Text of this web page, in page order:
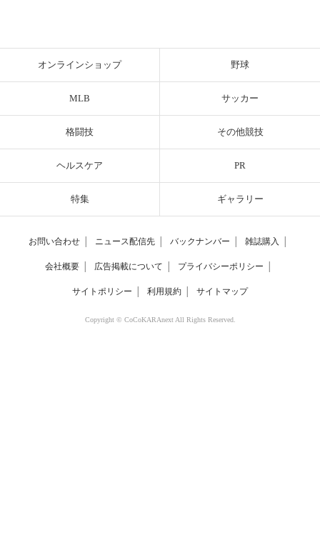
オンラインショップ 野球
MLB サッカー
格闘技 その他競技
ヘルスケア PR
特集 ギャラリー
お問い合わせ ニュース配信先 バックナンバー 雑誌購入
会社概要 広告掲載について プライバシーポリシー
サイトポリシー 利用規約 サイトマップ
Copyright © CoCoKARAnext All Rights Reserved.